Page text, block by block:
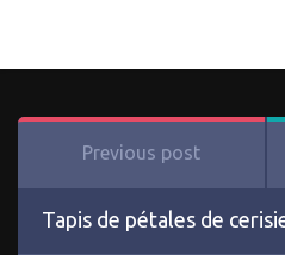
Previous post
Tapis de pétales de